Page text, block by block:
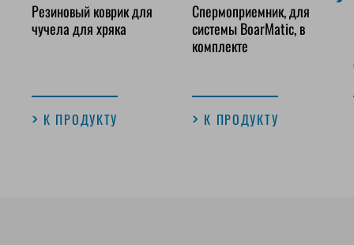
Резиновый коврик для
чучела для хряка
К ПРОДУКТУ
Спермоприемник, для
системы BoarMatic, в
комплекте
К ПРОДУКТУ